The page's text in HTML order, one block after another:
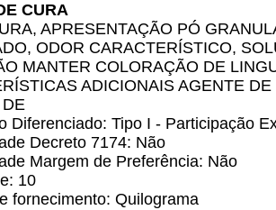
CURA
APRESENTAÇÃO PÓ
ODOR CARACTERÍSTICO,
MANTER COLORAÇÃO DE
ADICIONAIS AGENTE
Diferenciado: Tipo I - Participação
Decreto 7174: Não
Margem de Preferência: Não
10
fornecimento: Quilograma